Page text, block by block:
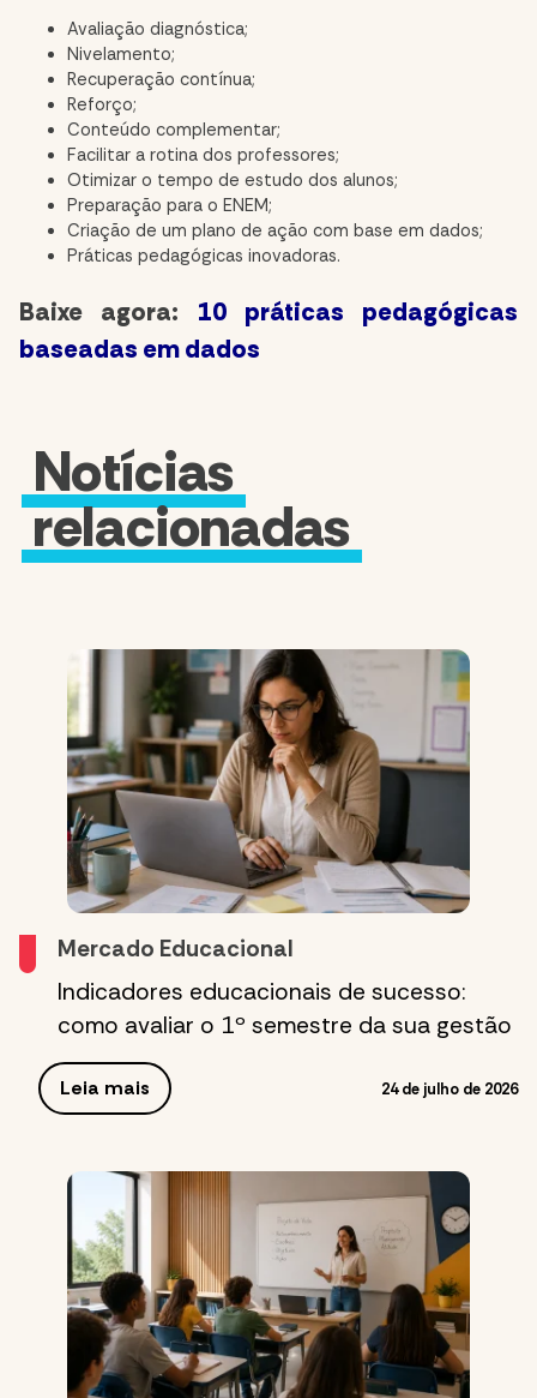
Avaliação diagnóstica;
Nivelamento;
Recuperação contínua;
Reforço;
Conteúdo complementar;
Facilitar a rotina dos professores;
Otimizar o tempo de estudo dos alunos;
Preparação para o ENEM;
Criação de um plano de ação com base em dados;
Práticas pedagógicas inovadoras.
Baixe agora: 10 práticas pedagógicas
baseadas em dados
Notícias
relacionadas
Mercado Educacional
Indicadores educacionais de sucesso:
como avaliar o 1º semestre da sua gestão
Leia mais 24 de julho de 2026